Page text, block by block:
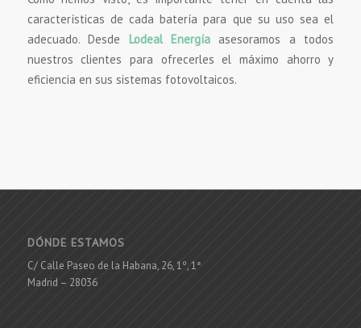
características de cada batería para que su uso sea el
adecuado. Desde Lodeal Energía asesoramos a todos
nuestros clientes para ofrecerles el máximo ahorro y
eficiencia en sus sistemas fotovoltaicos.
DÓNDE ESTAMOS
C/ Calle Paseo de la Habana, 26, 1º, 1ª
Madrid – 28036